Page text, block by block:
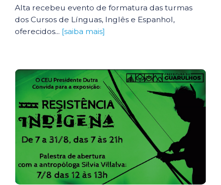
Alta recebeu evento de formatura das turmas
dos Cursos de Línguas, Inglês e Espanhol,
oferecidos... [saiba mais]